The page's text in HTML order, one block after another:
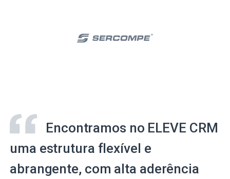
Encontramos no ELEVE CRM
uma estrutura flexível e
abrangente, com alta aderência